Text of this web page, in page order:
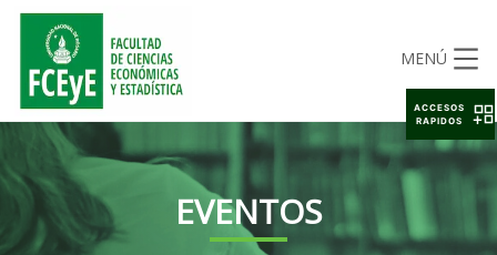
MENÚ
EVENTOS
ACCESOS
RAPIDOS